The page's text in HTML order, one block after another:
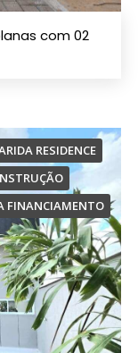
com 02
RESIDENCE
FINANCIAMENTO